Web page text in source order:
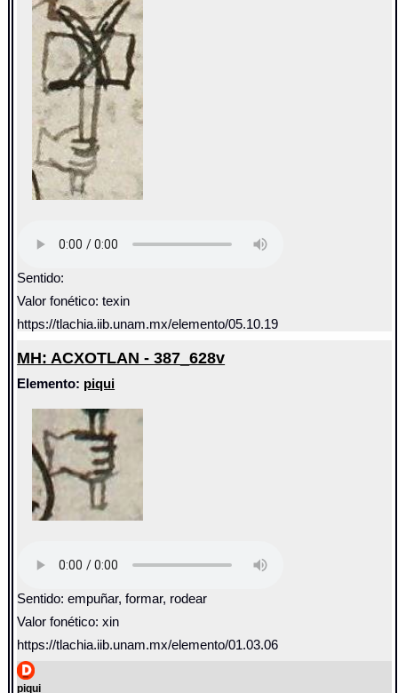
Sentido:
Valor fonético: texin
https://tlachia.iib.unam.mx/elemento/05.10.19
MH: ACXOTLAN - 387_628v
Elemento: piqui
Sentido: empuñar, formar, rodear
Valor fonético: xin
https://tlachia.iib.unam.mx/elemento/01.03.06
piqui